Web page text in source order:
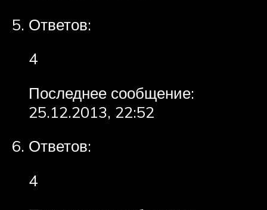
Ответов:
4
Последнее сообщение:
25.12.2013, 22:52
Ответов:
4